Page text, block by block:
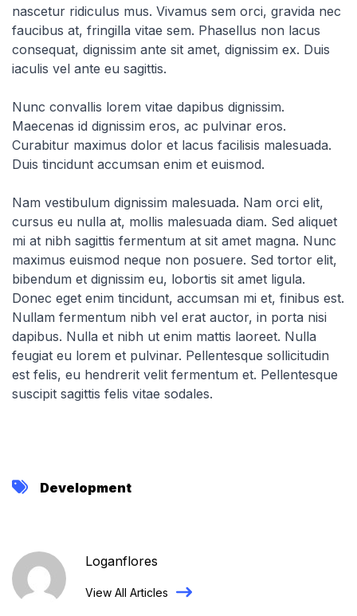
nascetur ridiculus mus. Vivamus sem orci, gravida nec
faucibus at, fringilla vitae sem. Phasellus non lacus
consequat, dignissim ante sit amet, dignissim ex. Duis
iaculis vel ante eu sagittis.
Nunc convallis lorem vitae dapibus dignissim.
Maecenas id dignissim eros, ac pulvinar eros.
Curabitur maximus dolor et lacus facilisis malesuada.
Duis tincidunt accumsan enim et euismod.
Nam vestibulum dignissim malesuada. Nam orci elit,
cursus eu nulla at, mollis malesuada diam. Sed aliquet
mi at nibh sagittis fermentum at sit amet magna. Nunc
maximus euismod neque non posuere. Sed tortor elit,
bibendum et dignissim eu, lobortis sit amet ligula.
Donec eget enim tincidunt, accumsan mi et, finibus est.
Nullam fermentum nibh vel erat auctor, in porta nisi
dapibus. Nulla et nibh ut enim mattis laoreet. Nulla
feugiat eu lorem et pulvinar. Pellentesque sollicitudin
est felis, eu hendrerit velit fermentum et. Pellentesque
suscipit sagittis felis vitae sodales.
Development
Loganflores
View All Articles